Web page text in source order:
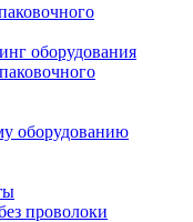
оборудования
оборудованию
проволоки